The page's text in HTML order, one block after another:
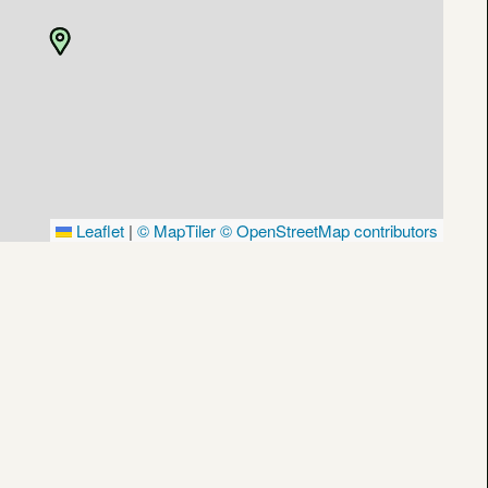
Leaflet | © MapTiler© OpenStreetMap contributors